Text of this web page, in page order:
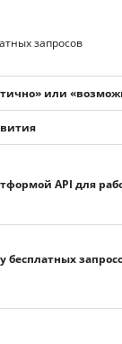
запросов
или
API для
бесплатных